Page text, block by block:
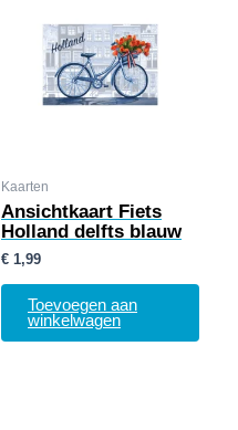
Kaarten
Ansichtkaart Fiets
Holland delfts blauw
€ 1,99
Toevoegen aan
winkelwagen